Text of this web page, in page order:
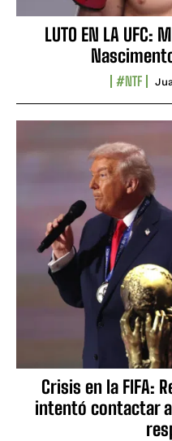
LUTO EN LA
#NTF
Crisis en la FIFA:
intentó contactar